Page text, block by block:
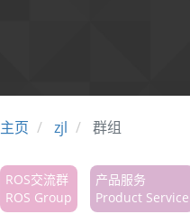
主页 zjl 群组
ROS交流群
ROS Group
产品服务
Product Service